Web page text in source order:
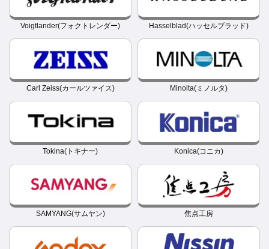
Voigtlander(フォクトレンダー) Hasselblad(ハッセルブラッド)
Carl Zeiss(カールツァイス) Minolta(ミノルタ)
Tokina(トキナー) Konica(コニカ)
SAMYANG(サムヤン) 焦点工房